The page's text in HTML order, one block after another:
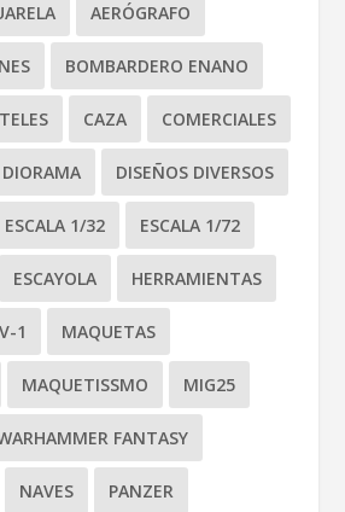
AERÓGRAFO
BOMBARDERO ENANO
CAZA COMERCIALES
DIORAMA DISEÑOS DIVERSOS
ESCALA 1/32 ESCALA 1/72
ESCAYOLA HERRAMIENTAS
1 MAQUETAS
MAQUETISSMO MIG25
FANTASY
NAVES PANZER